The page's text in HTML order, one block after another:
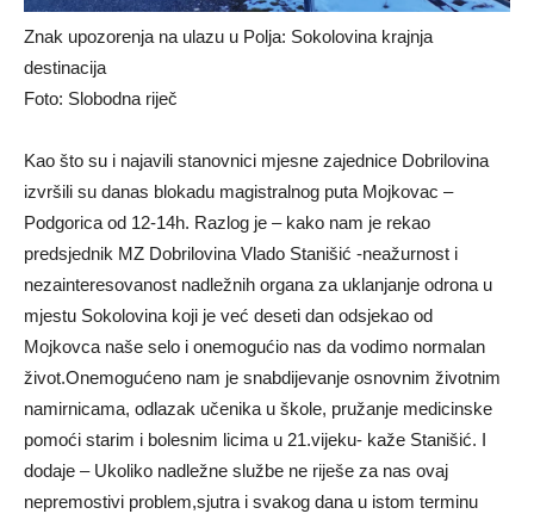
Znak upozorenja na ulazu u Polja: Sokolovina krajnja
destinacija
Foto: Slobodna riječ
Kao što su i najavili stanovnici mjesne zajednice Dobrilovina
izvršili su danas blokadu magistralnog puta Mojkovac –
Podgorica od 12-14h. Razlog je – kako nam je rekao
predsjednik MZ Dobrilovina Vlado Stanišić -neažurnost i
nezainteresovanost nadležnih organa za uklanjanje odrona u
mjestu Sokolovina koji je već deseti dan odsjekao od
Mojkovca naše selo i onemogućio nas da vodimo normalan
život.Onemogućeno nam je snabdijevanje osnovnim životnim
namirnicama, odlazak učenika u škole, pružanje medicinske
pomoći starim i bolesnim licima u 21.vijeku- kaže Stanišić. I
dodaje – Ukoliko nadležne službe ne riješe za nas ovaj
nepremostivi problem,sjutra i svakog dana u istom terminu